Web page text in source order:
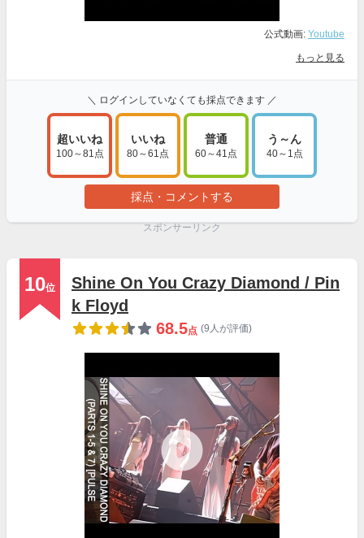
公式動画: Youtube
もっと見る
＼ ログインしていなくても採点できます ／
超いいね
100～81点
いいね
80～61点
普通
60～41点
う～ん
40～1点
採点・コメントする
スポンサーリンク
10位
Shine On You Crazy Diamond / Pin
k Floyd
68.5点 (9人が評価)